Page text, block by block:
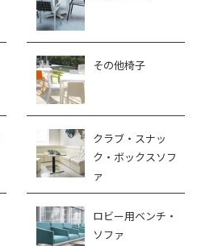
その他椅子
クラブ・スナッ
ク・ボックスソフ
ァ
ロビー用ベンチ・
ソファ